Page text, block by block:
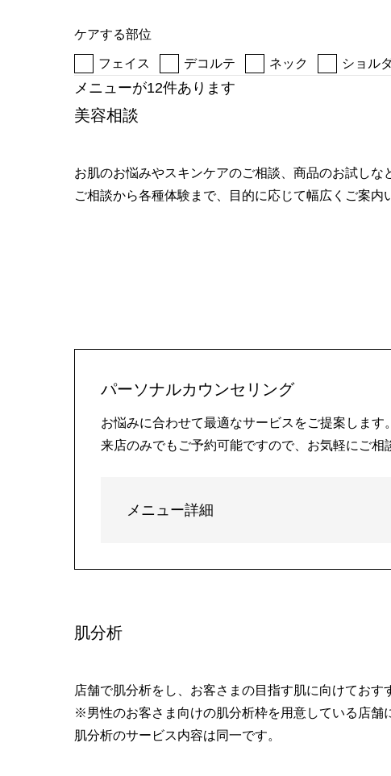
ケアする部位
フェイス デコルテ ネック ショル
メニューが12件あります
美容相談
お肌のお悩みやスキンケアのご相談、商品のお試しな
ご相談から各種体験まで、目的に応じて幅広くご案内
パーソナルカウンセリング
お悩みに合わせて最適なサービスをご提案します。
来店のみでもご予約可能ですので、お気軽にご相
メニュー詳細
肌分析
店舗で肌分析をし、お客さまの目指す肌に向けておす
※男性のお客さま向けの肌分析枠を用意している店舗
肌分析のサービス内容は同一です。